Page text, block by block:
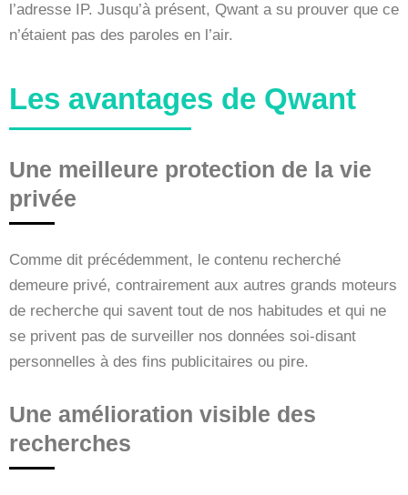
l’adresse IP. Jusqu’à présent, Qwant a su prouver que ce
n’étaient pas des paroles en l’air.
Les avantages de Qwant
Une meilleure protection de la vie
privée
Comme dit précédemment, le contenu recherché
demeure privé, contrairement aux autres grands moteurs
de recherche qui savent tout de nos habitudes et qui ne
se privent pas de surveiller nos données soi-disant
personnelles à des fins publicitaires ou pire.
Une amélioration visible des
recherches